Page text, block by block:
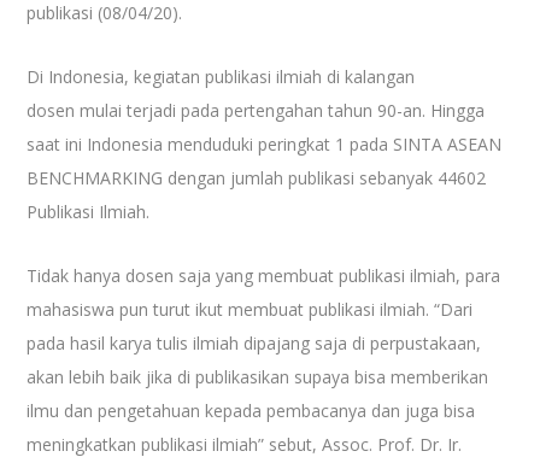
publikasi (08/04/20).
Di Indonesia, kegiatan publikasi ilmiah di kalangan
dosen mulai terjadi pada pertengahan tahun 90-an. Hingga
saat ini Indonesia menduduki peringkat 1 pada SINTA ASEAN
BENCHMARKING dengan jumlah publikasi sebanyak 44602
Publikasi Ilmiah.
Tidak hanya dosen saja yang membuat publikasi ilmiah, para
mahasiswa pun turut ikut membuat publikasi ilmiah. “Dari
pada hasil karya tulis ilmiah dipajang saja di perpustakaan,
akan lebih baik jika di publikasikan supaya bisa memberikan
ilmu dan pengetahuan kepada pembacanya dan juga bisa
meningkatkan publikasi ilmiah” sebut, Assoc. Prof. Dr. Ir.